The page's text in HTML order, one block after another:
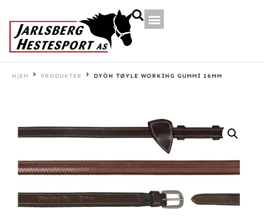
HJEM PRODUKTER DYÒN TØYLE WORKING GUMMI 16MM